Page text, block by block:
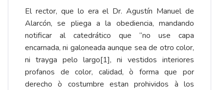
El rector, que lo era el Dr. Agustín Manuel de
Alarcón, se pliega a la obediencia, mandando
notificar al catedrático que “no use capa
encarnada, ni galoneada aunque sea de otro color,
ni trayga pelo largo[1], ni vestidos interiores
profanos de color, calidad, ò forma que por
derecho ò costumbre estan prohividos à los